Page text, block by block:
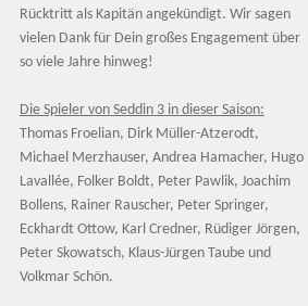
Rücktritt als Kapitän angekündigt. Wir sagen
vielen Dank für Dein großes Engagement über
so viele Jahre hinweg!
Die Spieler von Seddin 3 in dieser Saison:
Thomas Froelian, Dirk Müller-Atzerodt,
Michael Merzhauser, Andrea Hamacher, Hugo
Lavallée, Folker Boldt, Peter Pawlik, Joachim
Bollens, Rainer Rauscher, Peter Springer,
Eckhardt Ottow, Karl Credner, Rüdiger Jörgen,
Peter Skowatsch, Klaus-Jürgen Taube und
Volkmar Schön.